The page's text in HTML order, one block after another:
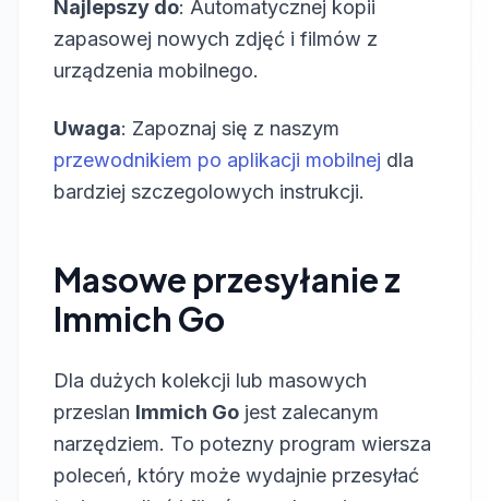
Najlepszy do: Automatycznej kopii
zapasowej nowych zdjęć i filmów z
urządzenia mobilnego.
Uwaga: Zapoznaj się z naszym
przewodnikiem po aplikacji mobilnej dla
bardziej szczegolowych instrukcji.
Masowe przesyłanie z
Immich Go
Dla dużych kolekcji lub masowych
przeslan Immich Go jest zalecanym
narzędziem. To potezny program wiersza
poleceń, który może wydajnie przesyłać